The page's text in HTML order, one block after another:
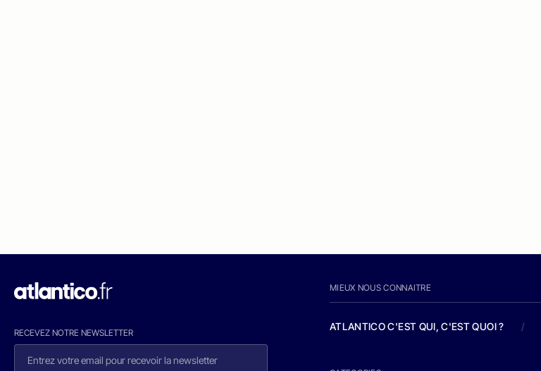
RECEVEZ NOTRE NEWSLETTER
MIEUX NOUS CONNAITRE
ATLANTICO C'EST QUI, C'EST QUOI ? /